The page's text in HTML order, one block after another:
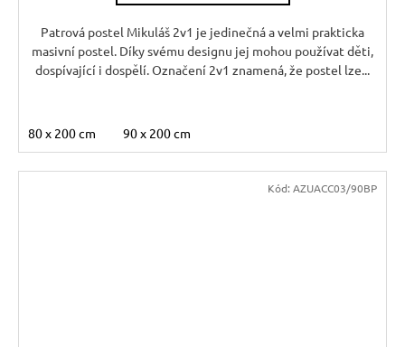
A
Patrová postel Mikuláš 2v1 je jedinečná a velmi prakticka
masivní postel. Díky svému designu jej mohou používat děti,
dospívající i dospělí. Označení 2v1 znamená, že postel lze...
80 x 200 cm 90 x 200 cm
Kód: AZUACC03/90BP